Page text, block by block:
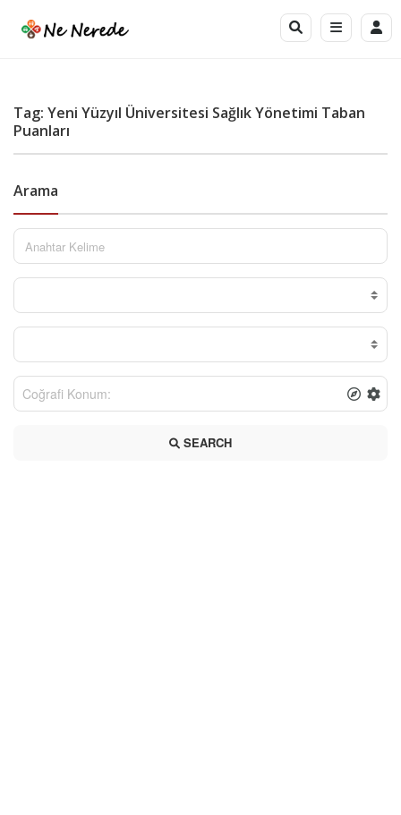
Tag: Yeni Yüzyıl Üniversitesi Sağlık Yönetimi Taban
Puanları
Arama
SEARCH